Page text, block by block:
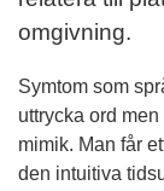
omgivning.
Symtom som
uttrycka ord
mimik. Man får
den intuitiva